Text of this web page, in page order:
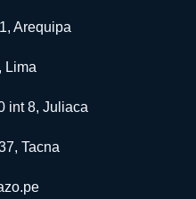
Arequipa
Lima
int 8, Juliaca
Tacna